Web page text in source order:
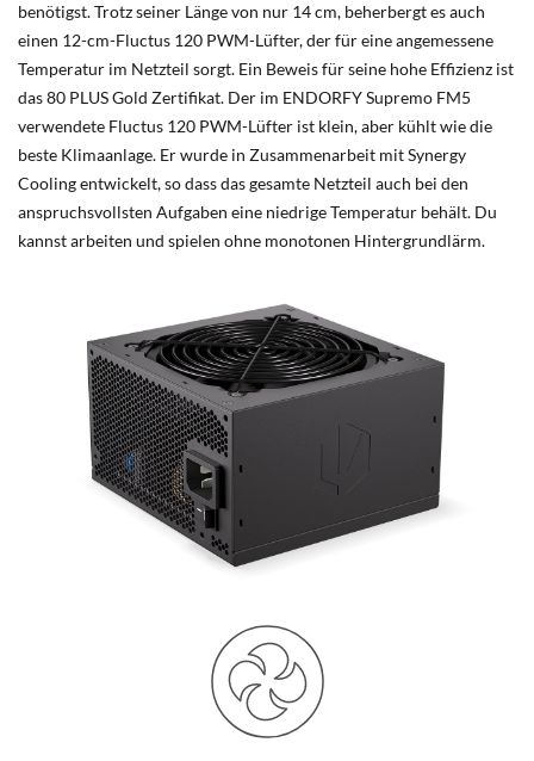
benötigst. Trotz seiner Länge von nur 14 cm, beherbergt es auch
einen 12-cm-Fluctus 120 PWM-Lüfter, der für eine angemessene
Temperatur im Netzteil sorgt. Ein Beweis für seine hohe Effizienz ist
das 80 PLUS Gold Zertifikat. Der im ENDORFY Supremo FM5
verwendete Fluctus 120 PWM-Lüfter ist klein, aber kühlt wie die
beste Klimaanlage. Er wurde in Zusammenarbeit mit Synergy
Cooling entwickelt, so dass das gesamte Netzteil auch bei den
anspruchsvollsten Aufgaben eine niedrige Temperatur behält. Du
kannst arbeiten und spielen ohne monotonen Hintergrundlärm.